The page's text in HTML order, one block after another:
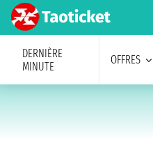
DERNIÈRE
MINUTE
OFFRES